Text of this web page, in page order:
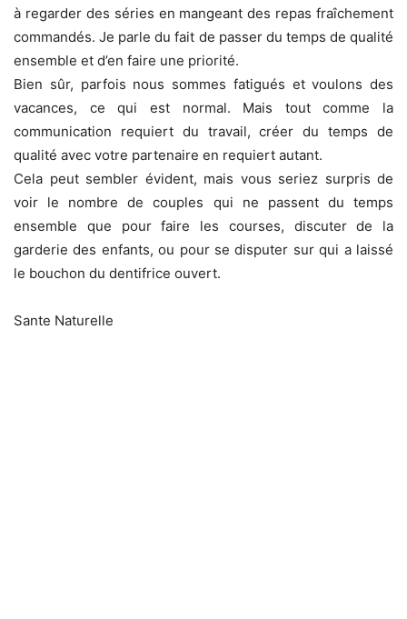
à regarder des séries en mangeant des repas fraîchement
commandés. Je parle du fait de passer du temps de qualité
ensemble et d’en faire une priorité.
Bien sûr, parfois nous sommes fatigués et voulons des
vacances, ce qui est normal. Mais tout comme la
communication requiert du travail, créer du temps de
qualité avec votre partenaire en requiert autant.
Cela peut sembler évident, mais vous seriez surpris de
voir le nombre de couples qui ne passent du temps
ensemble que pour faire les courses, discuter de la
garderie des enfants, ou pour se disputer sur qui a laissé
le bouchon du dentifrice ouvert.
Sante Naturelle